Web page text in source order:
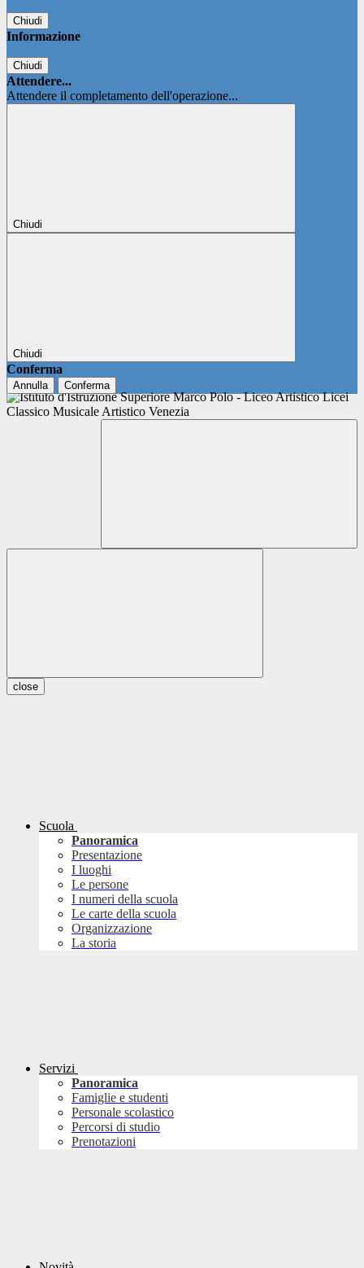
Chiudi
Informazione
Chiudi
Attendere...
Attendere il completamento dell'operazione...
Chiudi
Chiudi
Conferma
Annulla Conferma
close
Scuola
Panoramica
Presentazione
I luoghi
Le persone
I numeri della scuola
Le carte della scuola
Organizzazione
La storia
Servizi
Panoramica
Famiglie e studenti
Personale scolastico
Percorsi di studio
Prenotazioni